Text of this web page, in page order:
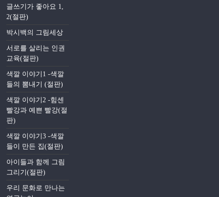
글쓰기가 좋아요 1,
2(절판)
박시백의 그림세상
서로를 살리는 인권
교육(절판)
색깔 이야기1 -색깔
들의 뽐내기 (절판)
색깔 이야기2 -힘센
빨강과 예쁜 빨강(절
판)
색깔 이야기3 -색깔
들이 만든 집(절판)
아이들과 함께 그림
그리기(절판)
우리 문화로 만나는